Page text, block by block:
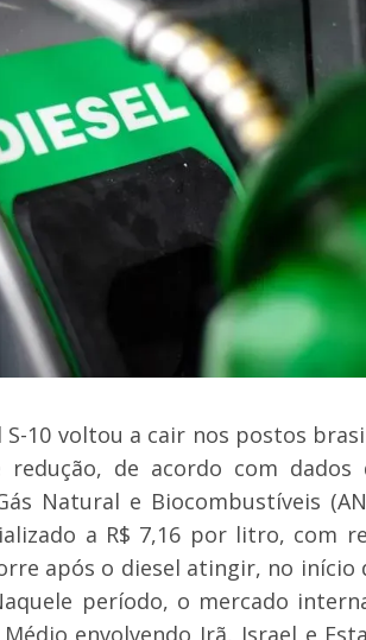
S-10 voltou a cair nos postos
redução, de acordo com dados
Natural e Biocombustíveis
a R$ 7,16 por litro, com
após o diesel atingir, no
período, o mercado
envolvendo Irã, Israel e